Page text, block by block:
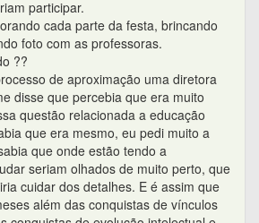
participar.
cada parte da festa, brincando
foto com as professoras.
??
de aproximação uma diretora
disse que percebia que era muito
questão relacionada a educação
que era mesmo, eu pedi muito a
que onde estão tendo a
seriam olhados de muito perto, que
cuidar dos detalhes. E é assim que
além das conquistas de vínculos